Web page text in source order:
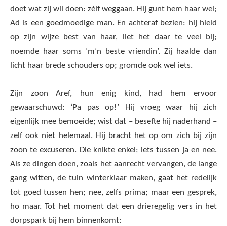
doet wat zij wil doen: zélf weggaan. Hij gunt hem haar wel;
Ad is een goedmoedige man. En achteraf bezien: hij hield
op zijn wijze best van haar, liet het daar te veel bij;
noemde haar soms ‘m’n beste vriendin’. Zij haalde dan
licht haar brede schouders op; gromde ook wel iets.
Zijn zoon Aref, hun enig kind, had hem ervoor
gewaarschuwd: ‘Pa pas op!’ Hij vroeg waar hij zich
eigenlijk mee bemoeide; wist dat – besefte hij naderhand –
zelf ook niet helemaal. Hij bracht het op om zich bij zijn
zoon te excuseren. Die knikte enkel; iets tussen ja en nee.
Als ze dingen doen, zoals het aanrecht vervangen, de lange
gang witten, de tuin winterklaar maken, gaat het redelijk
tot goed tussen hen; nee, zelfs prima; maar een gesprek,
ho maar. Tot het moment dat een drieregelig vers in het
dorpspark bij hem binnenkomt: